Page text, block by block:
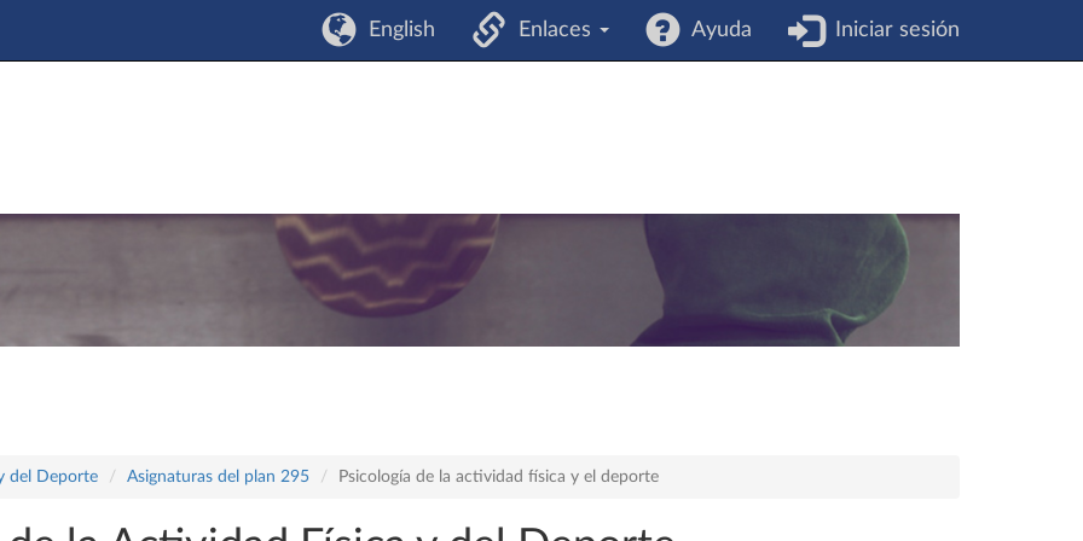
English Enlaces Ayuda Iniciar sesión
del Deporte Asignaturas del plan 295 Psicología de la actividad física y el deporte